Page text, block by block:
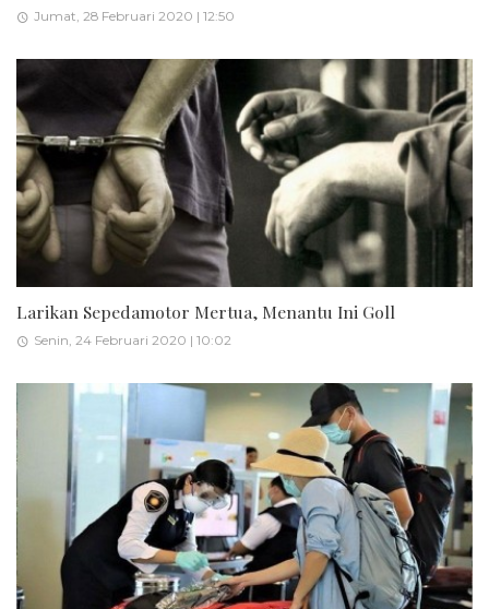
Jumat, 28 Februari 2020 | 12:50
Larikan Sepedamotor Mertua, Menantu Ini Goll
Senin, 24 Februari 2020 | 10:02